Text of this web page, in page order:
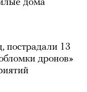
дома
пострадали 13
дронов»